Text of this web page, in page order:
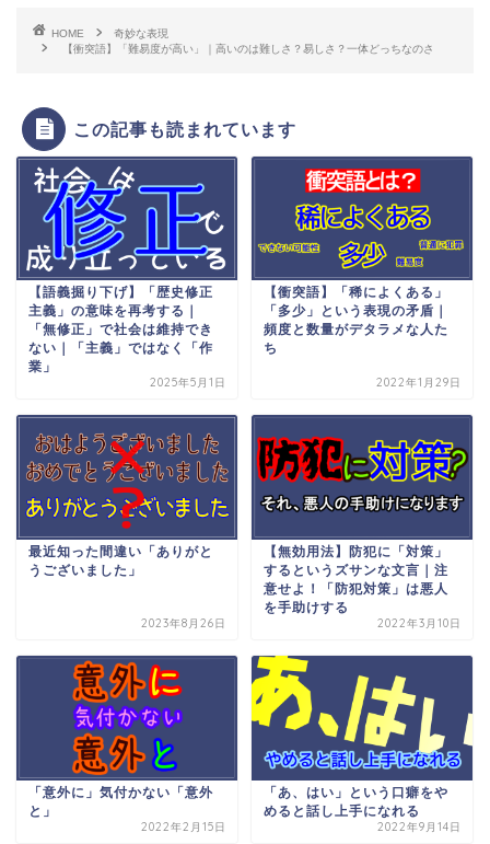
HOME
奇妙な表現
【衝突語】「難易度が高い」｜高いのは難しさ？易しさ？一体どっちなのさ
この記事も読まれています
【語義掘り下げ】「歴史修正
主義」の意味を再考する｜
「無修正」で社会は維持でき
ない｜「主義」ではなく「作
業」
2025年5月1日
【衝突語】「稀によくある」
「多少」という表現の矛盾｜
頻度と数量がデタラメな人た
ち
2022年1月29日
最近知った間違い「ありがと
うございました」
2023年8月26日
【無効用法】防犯に「対策」
するというズサンな文言｜注
意せよ！「防犯対策」は悪人
を手助けする
2022年3月10日
「意外に」気付かない「意外
と」
2022年2月15日
「あ、はい」という口癖をや
めると話し上手になれる
2022年9月14日